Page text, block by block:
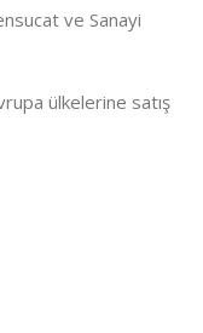
ve Sanayi
ülkelerine satış